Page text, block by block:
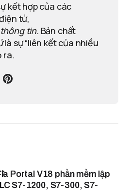
kết hợp của các
tử,
thông tin. Bản chất
là sự “liên kết của nhiều
ra.
Portal V18 phần mềm lập
S7-1200, S7-300, S7-